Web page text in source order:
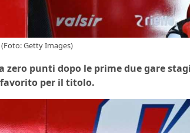
Getty Images)
zero punti dopo le prime due gare
per il titolo.